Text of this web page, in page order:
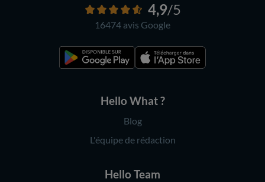
4,9/5
16474 avis Google
Hello What ?
Blog
L'équipe de rédaction
Hello Team